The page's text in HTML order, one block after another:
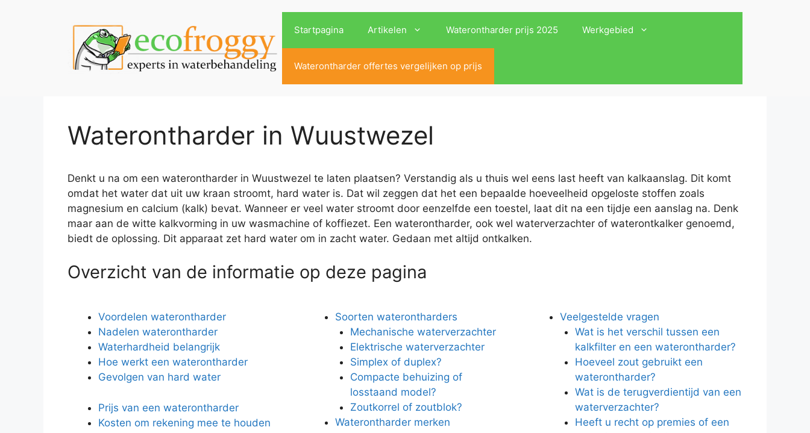
Startpagina Artikelen Waterontharder prijs 2025 Werkgebied
Waterontharder offertes vergelijken op prijs
Waterontharder in Wuustwezel
Denkt u na om een waterontharder in Wuustwezel te laten plaatsen? Verstandig als u thuis wel eens last heeft van kalkaanslag. Dit komt
omdat het water dat uit uw kraan stroomt, hard water is. Dat wil zeggen dat het een bepaalde hoeveelheid opgeloste stoffen zoals
magnesium en calcium (kalk) bevat. Wanneer er veel water stroomt door eenzelfde een toestel, laat dit na een tijdje een aanslag na. Denk
maar aan de witte kalkvorming in uw wasmachine of koffiezet. Een waterontharder, ook wel waterverzachter of waterontkalker genoemd,
biedt de oplossing. Dit apparaat zet hard water om in zacht water. Gedaan met altijd ontkalken.
Overzicht van de informatie op deze pagina
Voordelen waterontharder
Nadelen waterontharder
Waterhardheid belangrijk
Hoe werkt een waterontharder
Gevolgen van hard water
Prijs van een waterontharder
Kosten om rekening mee te houden
Soorten waterontharders
Mechanische waterverzachter
Elektrische waterverzachter
Simplex of duplex?
Compacte behuizing of
losstaand model?
Zoutkorrel of zoutblok?
Waterontharder merken
Veelgestelde vragen
Wat is het verschil tussen een
kalkfilter en een waterontharder?
Hoeveel zout gebruikt een
waterontharder?
Wat is de terugverdientijd van een
waterverzachter?
Heeft u recht op premies of een